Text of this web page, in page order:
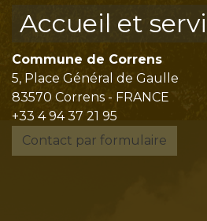
Accueil et
Commune de Correns
5, Place Général de Gaulle
83570 Correns - FRANCE
+33 4 94 37 21 95
Contact par formulaire